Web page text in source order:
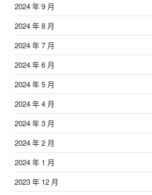
2024 年 9 月
2024 年 8 月
2024 年 7 月
2024 年 6 月
2024 年 5 月
2024 年 4 月
2024 年 3 月
2024 年 2 月
2024 年 1 月
2023 年 12 月